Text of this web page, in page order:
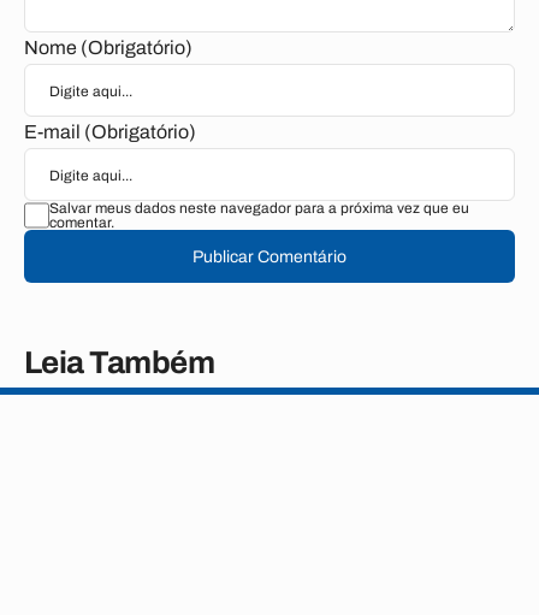
Nome (Obrigatório)
E-mail (Obrigatório)
Salvar meus dados neste navegador para a próxima vez que eu
comentar.
Publicar Comentário
Leia Também